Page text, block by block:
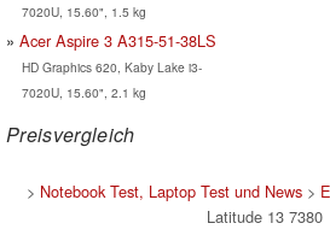
7020U, 15.60", 1.5 kg
Acer Aspire 3 A315-51-38LS
HD Graphics 620, Kaby Lake i3-
7020U, 15.60", 2.1 kg
Preisvergleich
> Notebook Test, Laptop Test und News>
Latitude 13 7380